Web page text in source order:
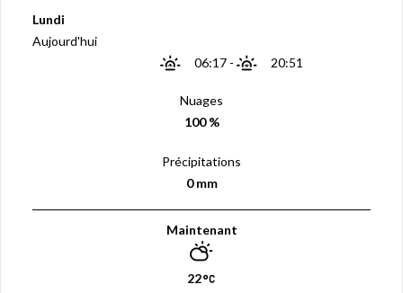
Lundi
Aujourd'hui
06:17- 20:51
Nuages
100 %
Précipitations
0 mm
Maintenant
22